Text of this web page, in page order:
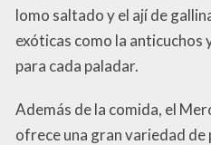
lomo saltado y el ají de
exóticas como la anticuchos
para cada paladar.
Además de la comida, el
ofrece una gran variedad